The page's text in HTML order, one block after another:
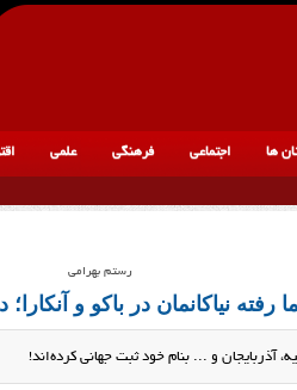
ها اجتماعی فرهنگی علمی
رستم بهرامی
رفته‌ نیاکانمان در باکو و
آذربایجان و ... بنام خود ثبت جهانی کرده‌اند!